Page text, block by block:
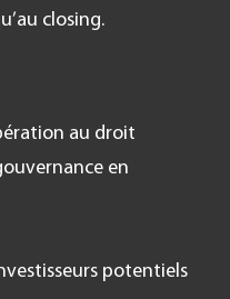
closing.
au droit
en
potentiels